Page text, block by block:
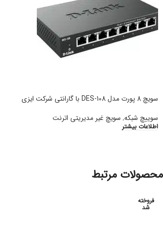
سویچ 8 پورت مدل DES-108 با گارانتی شرکت ایزی
سوییچ شبکه, سویچ غیر مدیریتی اترنت
اطلاعات بیشتر
محصولات مرتبط
فروخته
شد